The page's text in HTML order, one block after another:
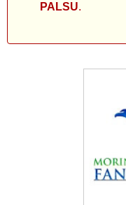
PALSU.